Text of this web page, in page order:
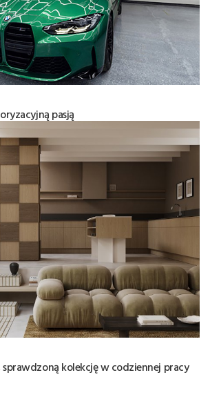
pasją
sprawdzoną kolekcję w codziennej pracy